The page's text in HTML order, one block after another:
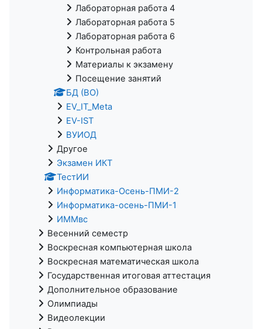
Лабораторная работа 4
Лабораторная работа 5
Лабораторная работа 6
Контрольная работа
Материалы к экзамену
Посещение занятий
БД (ВО)
EV_IT_Meta
EV-IST
ВУИОД
Другое
Экзамен ИКТ
ТестИИ
Информатика-Осень-ПМИ-2
Информатика-осень-ПМИ-1
ИММвс
Весенний семестр
Воскресная компьютерная школа
Воскресная математическая школа
Государственная итоговая аттестация
Дополнительное образование
Олимпиады
Видеолекции